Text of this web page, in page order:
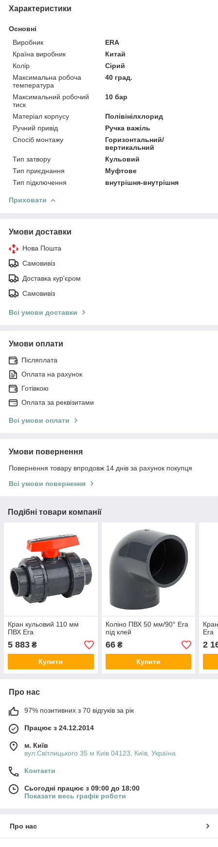
Характеристики
Основні
Виробник
ERA
Країна виробник
Китай
Колір
Сірий
Максимальна робоча
температура
40 град.
Максимальний робочий
тиск
10 бар
Матеріал корпусу
Полівінілхлорид
Ручний привід
Ручка важіль
Спосіб монтажу
Горизонтальний/
вертикальний
Тип затвору
Кульовий
Тип приєднання
Муфтове
Тип підключення
внутрішня-внутрішня
Приховати
Умови доставки
Нова Пошта
Самовивіз
Доставка кур'єром
Самовивіз
Всі умови доставки
Умови оплати
Післяплата
Оплата на рахунок
Готівкою
Оплата за реквізитами
Всі умови оплати
Умови повернення
Повернення товару впродовж 14 днів за рахунок покупця
Всі умови повернення
Подібні товари компанії
Кран кульовий 110 мм
ПВХ Era
5 883 ₴
Купити
Коліно ПВХ 50 мм/90° Era
під клей
66₴
Купити
Era
2
Про нас
97% позитивних з 70 відгуків за рік
Працює з 24.12.2014
м. Київ
вул.Світлицького 35 м Киів 04123, Київ, Україна
Контакти
Сьогодні працює з 09:00 до 18:00
Показати весь графік роботи
Про нас